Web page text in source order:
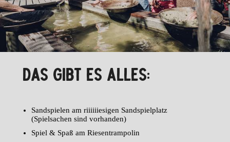
DAS GIBT ES ALLES:
Sandspielen am riiiiiiesigen Sandspielplatz
(Spielsachen sind vorhanden)
Spiel & Spaß am Riesentrampolin